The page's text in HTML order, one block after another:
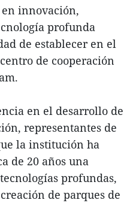
innovación,
profunda
de establecer en el
de cooperación
en el desarrollo de
representantes de
la institución ha
de 20 años una
profundas,
de parques de